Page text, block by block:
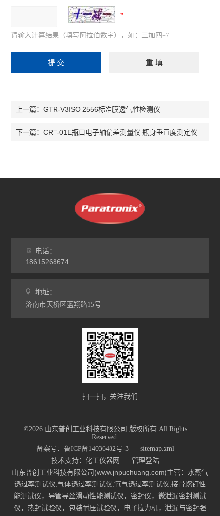
请输入计算结果（填写阿拉伯数字），如：三加四=7
上一篇：GTR-V3ISO 2556标准膜透气性检测仪
下一篇：CRT-01E瓶口电子轴偏差测量仪 瓶身垂直度测定仪
电话：
18615268674
地址：
济南市天桥区蓝翔路15号
扫一扫，关注我们
©2026 山东普创工业科技有限公司 版权所有 All Rights
Reserved.
备案号：鲁ICP备14036482号-3
sitemap.xml
技术支持： 化工仪器网 管理登陆
山东普创工业科技有限公司(www.jnpuchuang.com)主营：水蒸气
透过率测试仪,气体透过率测试仪,氧气透过率测试仪,接骨螺钉性
能测试仪，导管导丝滑动性能测试仪，密封仪，微泄漏密封测试
仪，热封试验仪，包装耐压试验仪，电子拉力机，泄漏与密封强